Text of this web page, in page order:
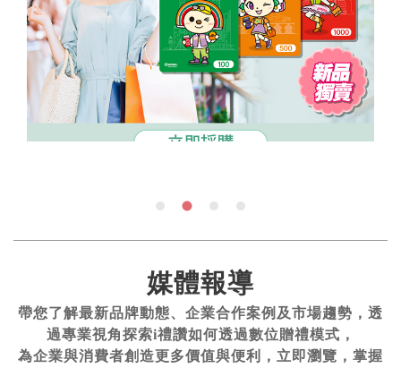
媒體報導
帶您了解最新品牌動態、企業合作案例及市場趨勢，透
過專業視角探索i禮讚如何透過數位贈禮模式，
為企業與消費者創造更多價值與便利，立即瀏覽，掌握